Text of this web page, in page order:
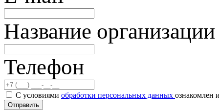
Название
Телефон
С условиями обработки персональных данных ознакомлен
Отправить